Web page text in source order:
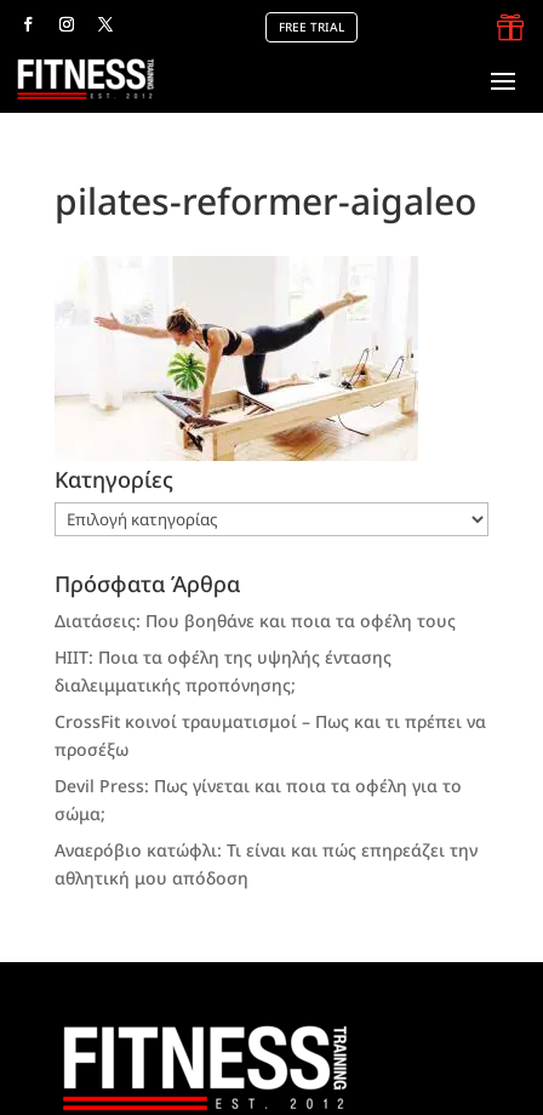
FREE TRIAL 
pilates-reformer-aigaleo
Kατηγορίες
Kατηγορίες
Πρόσφατα Άρθρα
Διατάσεις: Που βοηθάνε και ποια τα οφέλη τους
HIIT: Ποια τα οφέλη της υψηλής έντασης
διαλειμματικής προπόνησης;
CrossFit κοινοί τραυματισμοί – Πως και τι πρέπει να
προσέξω
Devil Press: Πως γίνεται και ποια τα οφέλη για το
σώμα;
Αναερόβιο κατώφλι: Τι είναι και πώς επηρεάζει την
αθλητική μου απόδοση